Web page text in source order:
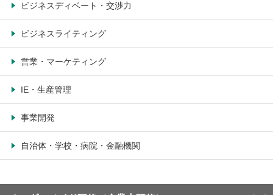
ビジネスディベート・交渉力
ビジネスライティング
営業・マーケティング
IE・生産管理
事業開発
自治体・学校・病院・金融機関